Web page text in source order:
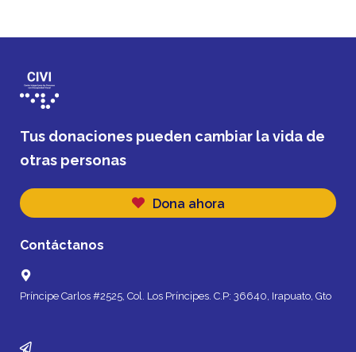
Tus donaciones pueden cambiar la vida de
otras personas
Dona ahora
Contáctanos
Príncipe Carlos #2525, Col. Los Príncipes. C.P: 36640, Irapuato, Gto